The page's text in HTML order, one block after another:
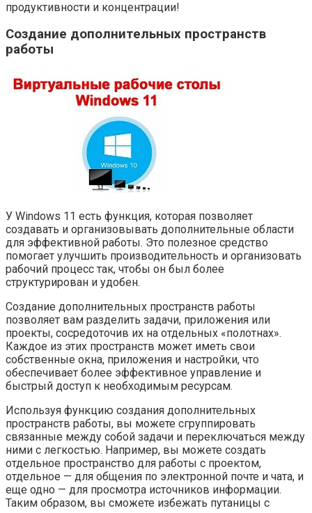
продуктивности и концентрации!
Создание дополнительных пространств
работы
У Windows 11 есть функция, которая позволяет
создавать и организовывать дополнительные области
для эффективной работы. Это полезное средство
помогает улучшить производительность и организовать
рабочий процесс так, чтобы он был более
структурирован и удобен.
Создание дополнительных пространств работы
позволяет вам разделить задачи, приложения или
проекты, сосредоточив их на отдельных «полотнах».
Каждое из этих пространств может иметь свои
собственные окна, приложения и настройки, что
обеспечивает более эффективное управление и
быстрый доступ к необходимым ресурсам.
Используя функцию создания дополнительных
пространств работы, вы можете сгруппировать
связанные между собой задачи и переключаться между
ними с легкостью. Например, вы можете создать
отдельное пространство для работы с проектом,
отдельное — для общения по электронной почте и чата, и
еще одно — для просмотра источников информации.
Таким образом, вы сможете избежать путаницы с